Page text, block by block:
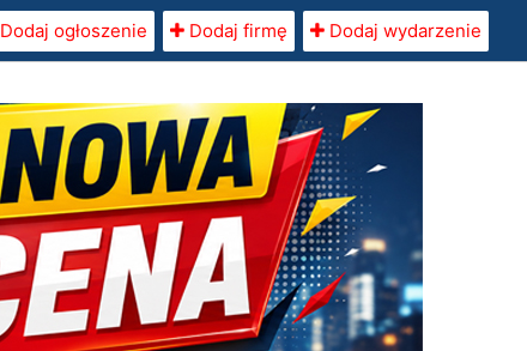
Dodaj ogłoszenie Dodaj firmę Dodaj wydarzenie